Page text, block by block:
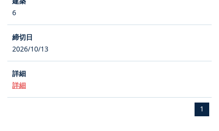
6
2026/10/13
詳細
1